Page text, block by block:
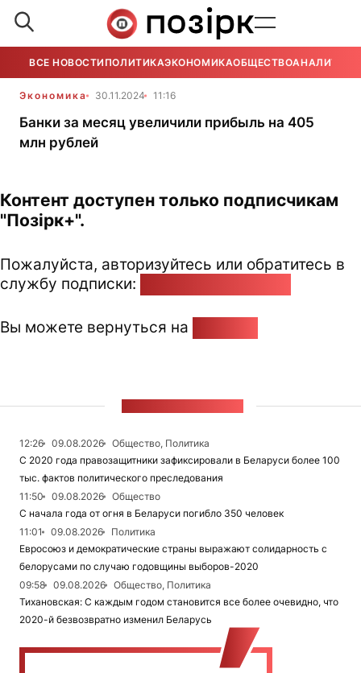
ВСЕ НОВОСТИ ПОЛИТИКАЭКОНОМИКАОБЩЕСТВОАНАЛИТИКА
Экономика 30.11.2024 11:16
Банки за месяц увеличили прибыль на 405
млн рублей
Контент доступен только подписчикам
"Позірк+".
Пожалуйста, авторизуйтесь или обратитесь в
службу подписки:
Вы можете вернуться на
12:26 09.08.2026
Общество, Политика
С 2020 года правозащитники зафиксировали в Беларуси более 100
тыс. фактов политического преследования
11:50
09.08.2026
Общество
С начала года от огня в Беларуси погибло 350 человек
11:01
09.08.2026
Политика
Евросоюз и демократические страны выражают солидарность с
белорусами по случаю годовщины выборов-2020
09:58
09.08.2026
Общество, Политика
Тихановская: С каждым годом становится все более очевидно, что
2020-й безвозвратно изменил Беларусь